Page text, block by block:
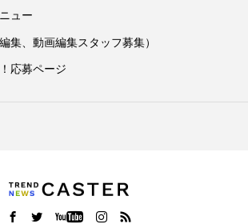
ュー
集、動画編集スタッフ募集）
応募ページ